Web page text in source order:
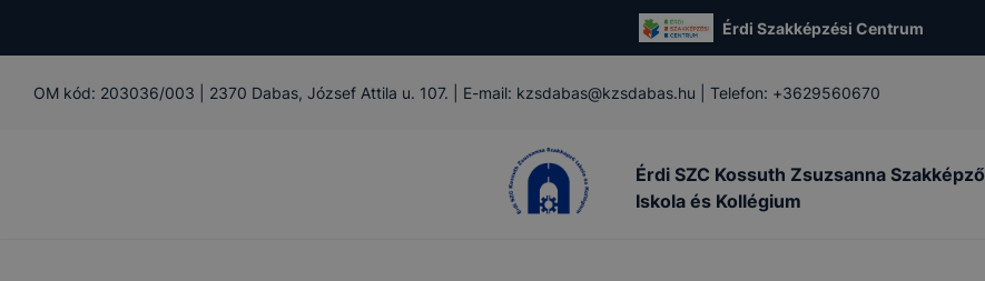
Érdi Szakképzési Centrum
OM kód: 203036/003 2370 Dabas, József Attila u. 107. | E-mail: kzsdabas@kzsdabas.hu | Telefon: +3629560670
Érdi SZC Kossuth Zsuzsanna Szakképző
Iskola és Kollégium